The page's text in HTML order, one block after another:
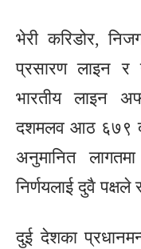
भेरी करिडोर,
प्रसारण लाइन
भारतीय लाइन
दशमलव आठ ६७९
अनुमानित
निर्णयलाई दुवै
दुई देशका